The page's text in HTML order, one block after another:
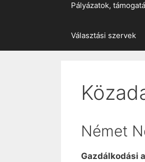
Pályázatok,
Választási szervek
Német
Gazdálkodási